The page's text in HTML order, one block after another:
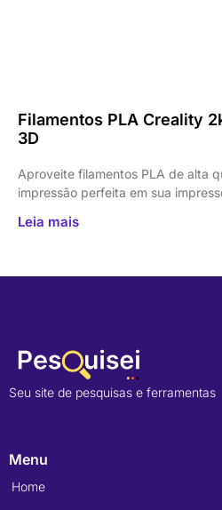
Filamentos PLA Creality
3D
Aproveite filamentos PLA de alta
impressão perfeita em sua
Leia mais
Seu site de pesquisas e ferramentas
Menu
Home